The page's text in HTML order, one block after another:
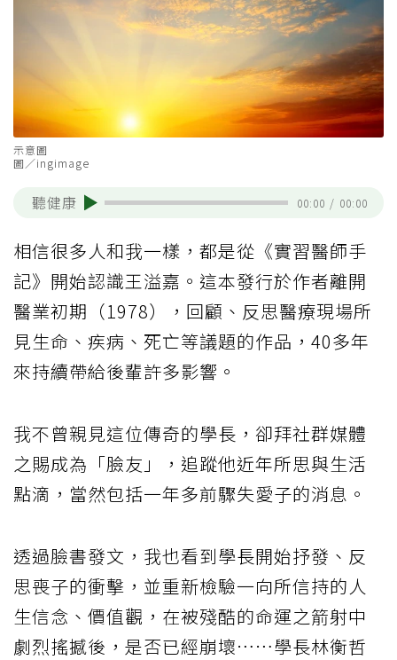
示意圖
圖／ingimage
聽健康 00:00 / 00:00
相信很多人和我一樣，都是從《實習醫師手
記》開始認識王溢嘉。這本發行於作者離開
醫業初期（1978），回顧、反思醫療現場所
見生命、疾病、死亡等議題的作品，40多年
來持續帶給後輩許多影響。
我不曾親見這位傳奇的學長，卻拜社群媒體
之賜成為「臉友」，追蹤他近年所思與生活
點滴，當然包括一年多前驟失愛子的消息。
透過臉書發文，我也看到學長開始抒發、反
思喪子的衝擊，並重新檢驗一向所信持的人
生信念、價值觀，在被殘酷的命運之箭射中
劇烈搖撼後，是否已經崩壞……學長林衡哲